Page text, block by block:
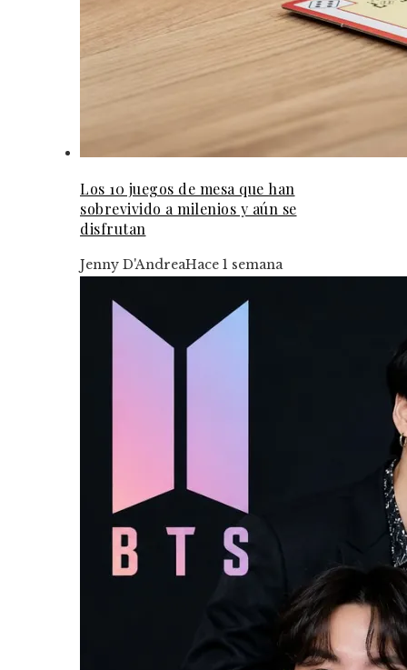
Los 10 juegos de mesa que han
sobrevivido a milenios y aún se
disfrutan
Jenny D'AndreaHace 1 semana